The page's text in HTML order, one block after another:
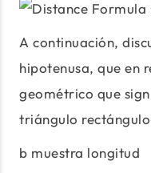
A continuación,
hipotenusa, que en
geométrico que
triángulo
b muestra longitud